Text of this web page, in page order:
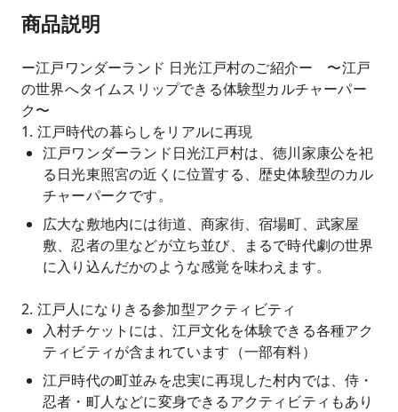
商品説明
ー江戸ワンダーランド 日光江戸村のご紹介ー 〜江戸
の世界へタイムスリップできる体験型カルチャーパー
ク〜
1. 江戸時代の暮らしをリアルに再現
江戸ワンダーランド日光江戸村は、徳川家康公を祀
る日光東照宮の近くに位置する、歴史体験型のカル
チャーパークです。
広大な敷地内には街道、商家街、宿場町、武家屋
敷、忍者の里などが立ち並び、まるで時代劇の世界
に入り込んだかのような感覚を味わえます。
2. 江戸人になりきる参加型アクティビティ
入村チケットには、江戸文化を体験できる各種アク
ティビティが含まれています（一部有料）
江戸時代の町並みを忠実に再現した村内では、侍・
忍者・町人などに変身できるアクティビティもあり